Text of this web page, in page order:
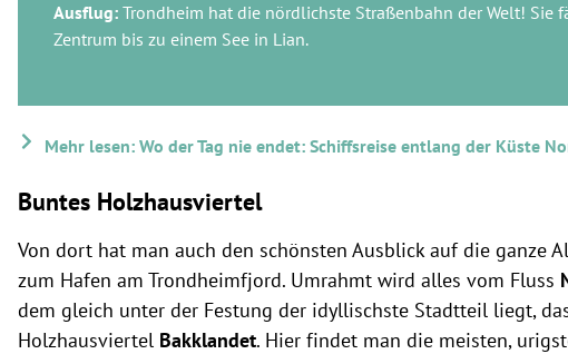
Ausflug: Trondheim hat die nördlichste Straßenbahn der Welt! Sie
Zentrum bis zu einem See in Lian.
Mehr lesen: Wo der Tag nie endet: Schiffsreise entlang der Küste
Buntes Holzhausviertel
Von dort hat man auch den schönsten Ausblick auf die ganze
zum Hafen am Trondheimfjord. Umrahmt wird alles vom Fluss
dem gleich unter der Festung der idyllischste Stadtteil liegt,
Holzhausviertel Bakklandet. Hier findet man die meisten,